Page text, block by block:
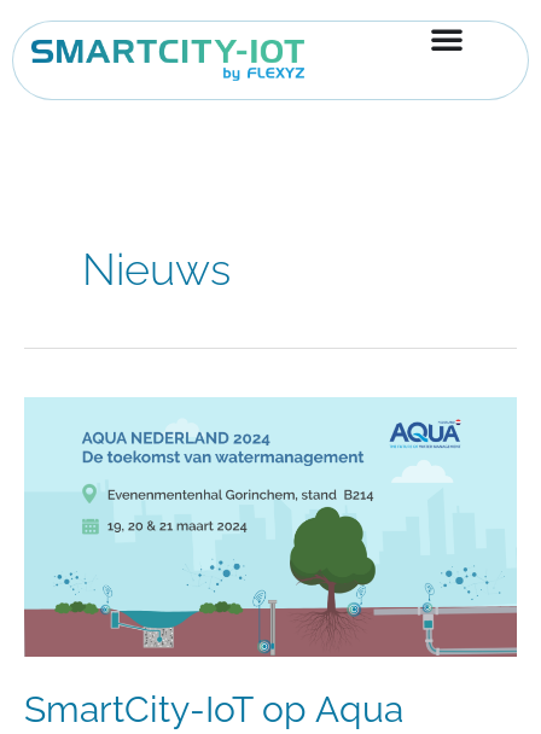
naar
de
inhoud
Nieuws
SmartCity-IoT op Aqua
Nederland
slimme
oplossingen